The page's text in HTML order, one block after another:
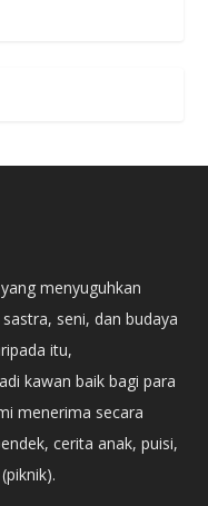
menyuguhkan
seni, dan budaya
itu,
kawan baik bagi para
menerima secara
cerita anak, puisi,